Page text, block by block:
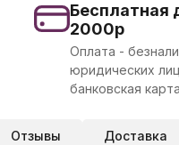
Бесплатная
2000р
Оплата -
юридических
банковская карта
Отзывы Доставка